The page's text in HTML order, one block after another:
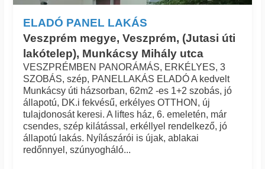
ELADÓ PANEL LAKÁS
Veszprém megye, Veszprém, (Jutasi úti
lakótelep), Munkácsy Mihály utca
VESZPRÉMBEN PANORÁMÁS, ERKÉLYES, 3
SZOBÁS, szép, PANELLAKÁS ELADÓ A kedvelt
Munkácsy úti házsorban, 62m2 -es 1+2 szobás, jó
állapotú, DK.i fekvésű, erkélyes OTTHON, új
tulajdonosát keresi. A liftes ház, 6. emeletén, már
csendes, szép kilátással, erkéllyel rendelkező, jó
állapotú lakás. Nyílászárói is újak, ablakai
redőnnyel, szúnyogháló...